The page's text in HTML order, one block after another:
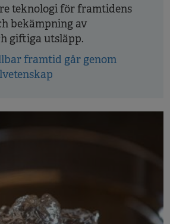
teknologi för framtidens
bekämpning av
giftiga utsläpp.
framtid går genom